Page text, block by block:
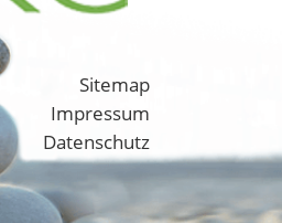
Sitemap
Impressum
Datenschutz